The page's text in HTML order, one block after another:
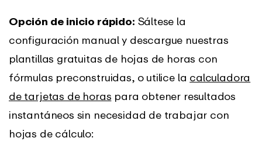
Opción de inicio rápido: Sáltese la
configuración manual y descargue nuestras
plantillas gratuitas de hojas de horas con
fórmulas preconstruidas, o utilice la calculadora
de tarjetas de horas para obtener resultados
instantáneos sin necesidad de trabajar con
hojas de cálculo: